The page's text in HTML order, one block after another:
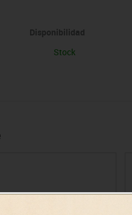
Disponibilidad
Stock